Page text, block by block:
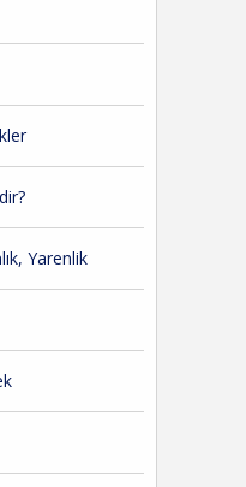
Yarenlik